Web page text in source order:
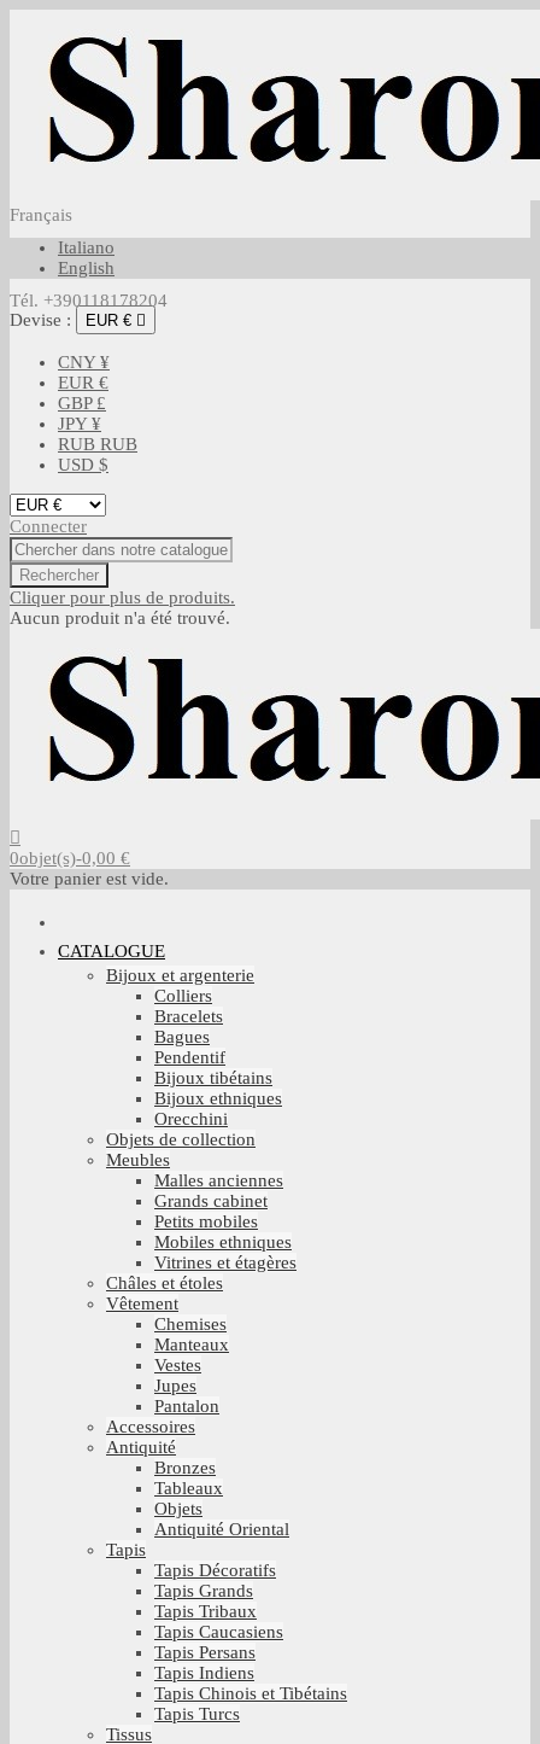
Français
Italiano
English
Tél. +390118178204
Devise :
EUR € 
CNY ¥
EUR €
GBP £
JPY ¥
RUB RUB
USD $
Connecter
Rechercher
Cliquer pour plus de produits.
Aucun produit n'a été trouvé.
0objet(s)-0,00 €
Votre panier est vide.
CATALOGUE
Bijoux et argenterie
Colliers
Bracelets
Bagues
Pendentif
Bijoux tibétains
Bijoux ethniques
Orecchini
Objets de collection
Meubles
Malles anciennes
Grands cabinet
Petits mobiles
Mobiles ethniques
Vitrines et étagères
Châles et étoles
Vêtement
Chemises
Manteaux
Vestes
Jupes
Pantalon
Accessoires
Antiquité
Bronzes
Tableaux
Objets
Antiquité Oriental
Tapis
Tapis Décoratifs
Tapis Grands
Tapis Tribaux
Tapis Caucasiens
Tapis Persans
Tapis Indiens
Tapis Chinois et Tibétains
Tapis Turcs
Tissus